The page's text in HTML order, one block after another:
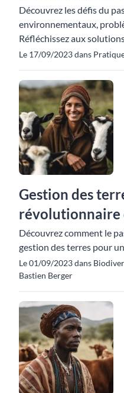
Découvrez les défis du
environnementaux,
Réfléchissez aux
Le 17/09/2023 dans
Gestion des
révolutionnaire
Découvrez comment le
gestion des terres pour
Le 01/09/2023 dans
Bastien Berger